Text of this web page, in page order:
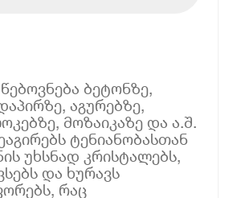
ბეტონზე,
აგურებზე,
მოზაიკაზე და ა.შ.
ტენიანობასთან
უხსნად კრისტალებს,
და ხურავს
რაც